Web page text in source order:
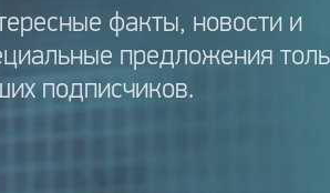
факты, новости и
предложения
подписчиков.